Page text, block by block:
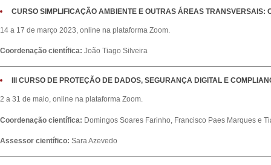
CURSO SIMPLIFICAÇÃO AMBIENTE E OUTRAS ÁREAS TRANSVERSAIS:
14 a 17 de março 2023, online na plataforma Zoom.
Coordenação científica: João Tiago Silveira
III CURSO DE PROTEÇÃO DE DADOS, SEGURANÇA DIGITAL E
2 a 31 de maio, online na plataforma Zoom.
Coordenação científica: Domingos Soares Farinho, Francisco Paes Marques e
Assessor científico: Sara Azevedo